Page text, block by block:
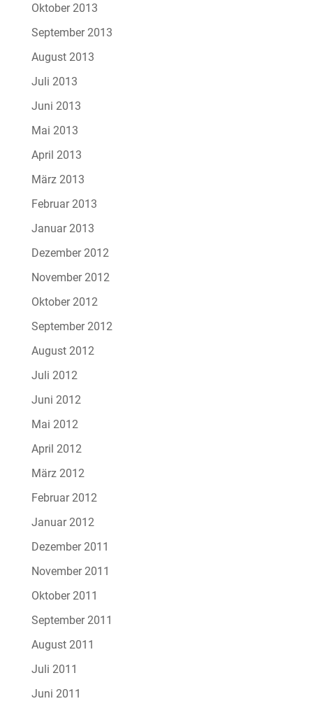
Oktober 2013
September 2013
August 2013
Juli 2013
Juni 2013
Mai 2013
April 2013
März 2013
Februar 2013
Januar 2013
Dezember 2012
November 2012
Oktober 2012
September 2012
August 2012
Juli 2012
Juni 2012
Mai 2012
April 2012
März 2012
Februar 2012
Januar 2012
Dezember 2011
November 2011
Oktober 2011
September 2011
August 2011
Juli 2011
Juni 2011